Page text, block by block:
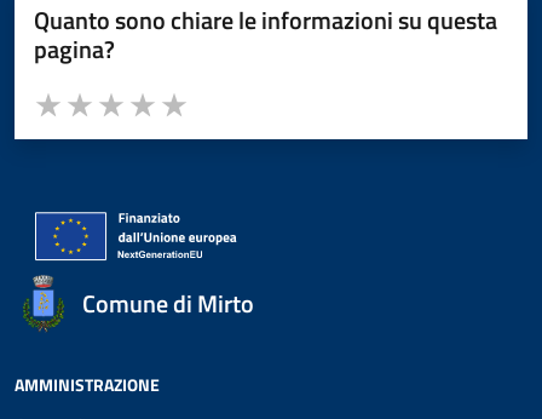
Quanto sono chiare le informazioni su questa
pagina?
Valuta da 1 a 5 stelle la pagina
Valuta 5 stelle su 5
Valuta 4 stelle su 5
Valuta 3 stelle su 5
Valuta 2 stelle su 5
Valuta 1 stelle su 5
Comune di Mirto
AMMINISTRAZIONE